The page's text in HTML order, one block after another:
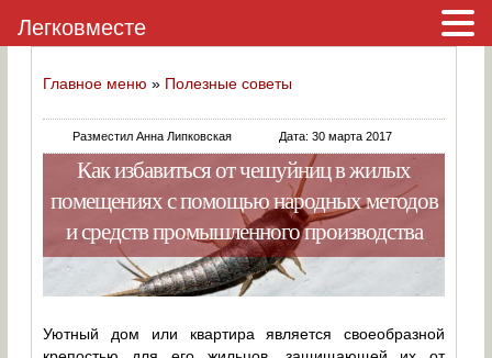
Главное меню » Полезные советы
Разместил Анна Липковская Дата: 30 марта 2017
Как избавиться от чешуйниц в жилых
помещениях с помощью народных методов
и средств промышленного производства
Уютный дом или квартира является своеобразной
Легковместе